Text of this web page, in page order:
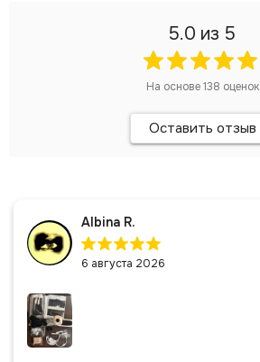
5.0 из 5
На основе138 оценок
Оставить отзыв
Albina R.
6 августа 2026